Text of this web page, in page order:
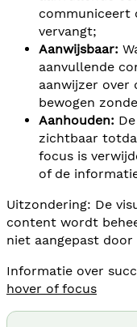
communiceert
vervangt;
Aanwijsbaar:
aanvullende
aanwijzer over
bewogen
Aanhouden:
zichtbaar
focus is
of de
Uitzondering: De
content wordt
niet aangepast door
Informatie over
hover of focus